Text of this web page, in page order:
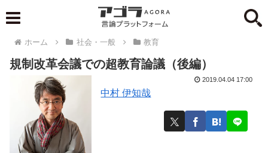
ホーム 社会・一般 教育
規制改革会議での超教育論議（後編）
中村 伊知哉
2019.04.04 17:00